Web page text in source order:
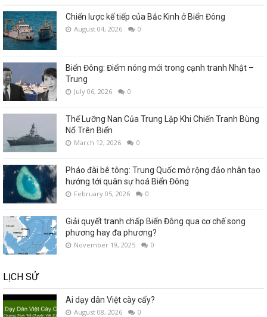
Chiến lược kế tiếp của Bắc Kinh ở Biển Đông
August 04, 2026 0
Biển Đông: Điểm nóng mới trong cạnh tranh Nhật –
Trung
July 06, 2026 0
Thế Lưỡng Nan Của Trung Lập Khi Chiến Tranh Bùng
Nổ Trên Biển
March 12, 2026 0
Pháo đài bê tông: Trung Quốc mở rộng đảo nhân tạo
hướng tới quân sự hoá Biển Đông
February 05, 2026 0
Giải quyết tranh chấp Biển Đông qua cơ chế song
phương hay đa phương?
November 19, 2025 0
LỊCH SỬ
Ai dạy dân Việt cày cấy?
August 08, 2026 0